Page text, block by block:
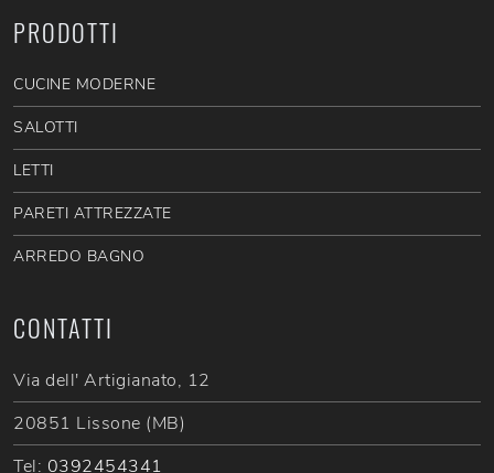
PRODOTTI
CUCINE MODERNE
SALOTTI
LETTI
PARETI ATTREZZATE
ARREDO BAGNO
CONTATTI
Via dell' Artigianato, 12
20851 Lissone (MB)
Tel: 0392454341